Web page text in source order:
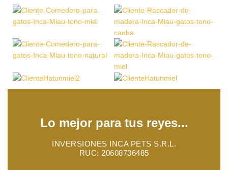
Lo mejor para tus reyes...
INVERSIONES INCA PETS S.R.L.
RUC: 20608736485